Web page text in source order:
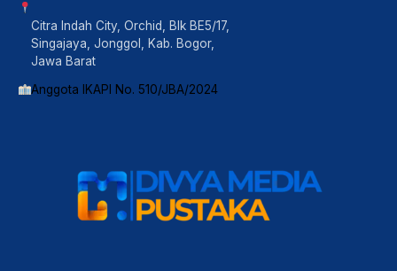
Citra Indah City, Orchid, Blk BE5/17,
Singajaya, Jonggol, Kab. Bogor,
Jawa Barat
Anggota IKAPI No. 510/JBA/2024